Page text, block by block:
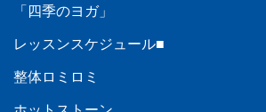
「四季のヨガ」
レッスンスケジュール■
整体ロミロミ